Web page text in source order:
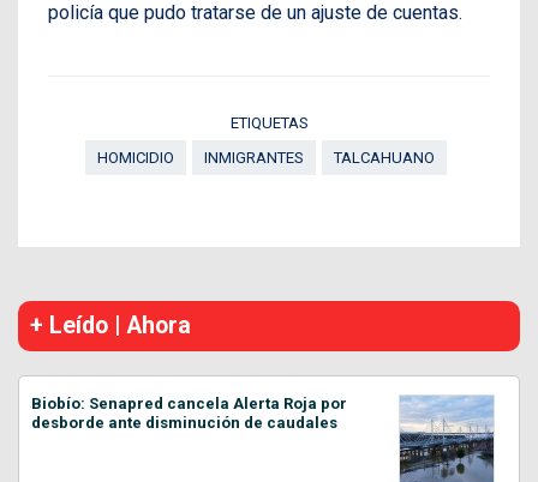
policía que pudo tratarse de un ajuste de cuentas.
ETIQUETAS
HOMICIDIO
INMIGRANTES TALCAHUANO
+ Leído | Ahora
Biobío: Senapred cancela Alerta Roja por
desborde ante disminución de caudales